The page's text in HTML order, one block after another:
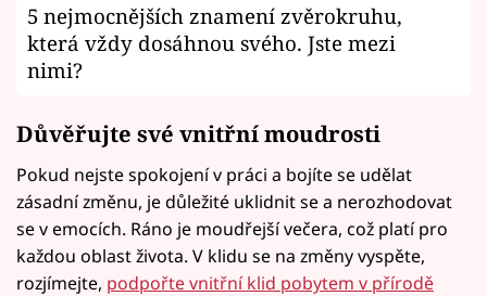
5 nejmocnějších znamení zvěrokruhu,
která vždy dosáhnou svého. Jste mezi
nimi?
Důvěřujte své vnitřní moudrosti
Pokud nejste spokojení v práci a bojíte se udělat
zásadní změnu, je důležité uklidnit se a nerozhodovat
se v emocích. Ráno je moudřejší večera, což platí pro
každou oblast života. V klidu se na změny vyspěte,
rozjímejte, podpořte vnitřní klid pobytem v přírodě